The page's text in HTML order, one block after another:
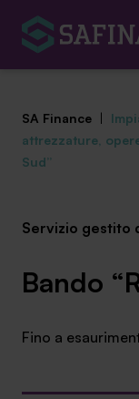
Centro studi
News ed
SA Finance |
attrezzature,
Sud”
Servizio gestito
Bando
Fino a